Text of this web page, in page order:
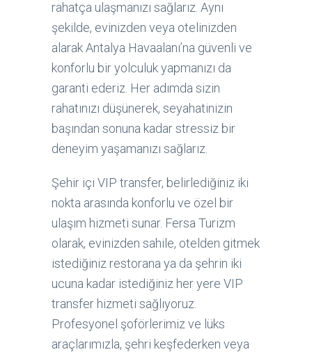
rahatça ulaşmanızı sağlarız. Aynı
şekilde, evinizden veya otelinizden
alarak Antalya Havaalanı’na güvenli ve
konforlu bir yolculuk yapmanızı da
garanti ederiz. Her adımda sizin
rahatınızı düşünerek, seyahatinizin
başından sonuna kadar stressiz bir
deneyim yaşamanızı sağlarız.
Şehir içi VIP transfer, belirlediğiniz iki
nokta arasında konforlu ve özel bir
ulaşım hizmeti sunar. Fersa Turizm
olarak, evinizden sahile, otelden gitmek
istediğiniz restorana ya da şehrin iki
ucuna kadar istediğiniz her yere VIP
transfer hizmeti sağlıyoruz.
Profesyonel şoförlerimiz ve lüks
araçlarımızla, şehri keşfederken veya